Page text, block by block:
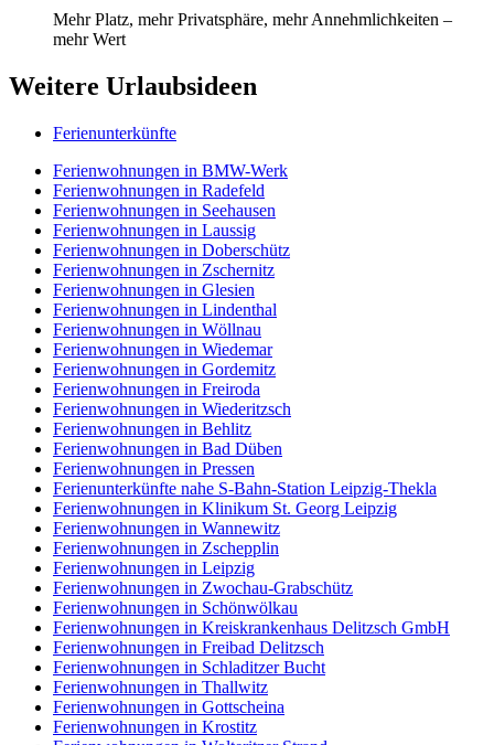
Mehr Platz, mehr Privatsphäre, mehr Annehmlichkeiten –
mehr Wert
Weitere Urlaubsideen
Ferienunterkünfte
Ferienwohnungen in BMW-Werk
Ferienwohnungen in Radefeld
Ferienwohnungen in Seehausen
Ferienwohnungen in Laussig
Ferienwohnungen in Doberschütz
Ferienwohnungen in Zschernitz
Ferienwohnungen in Glesien
Ferienwohnungen in Lindenthal
Ferienwohnungen in Wöllnau
Ferienwohnungen in Wiedemar
Ferienwohnungen in Gordemitz
Ferienwohnungen in Freiroda
Ferienwohnungen in Wiederitzsch
Ferienwohnungen in Behlitz
Ferienwohnungen in Bad Düben
Ferienwohnungen in Pressen
Ferienunterkünfte nahe S-Bahn-Station Leipzig-Thekla
Ferienwohnungen in Klinikum St. Georg Leipzig
Ferienwohnungen in Wannewitz
Ferienwohnungen in Zschepplin
Ferienwohnungen in Leipzig
Ferienwohnungen in Zwochau-Grabschütz
Ferienwohnungen in Schönwölkau
Ferienwohnungen in Kreiskrankenhaus Delitzsch GmbH
Ferienwohnungen in Freibad Delitzsch
Ferienwohnungen in Schladitzer Bucht
Ferienwohnungen in Thallwitz
Ferienwohnungen in Gottscheina
Ferienwohnungen in Krostitz